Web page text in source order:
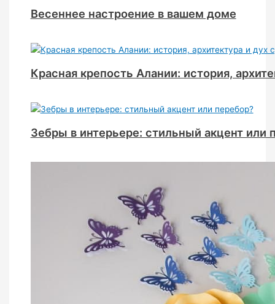
Весеннее настроение в вашем доме
Красная крепость Алании: история,
Зебры в интерьере: стильный акцент или